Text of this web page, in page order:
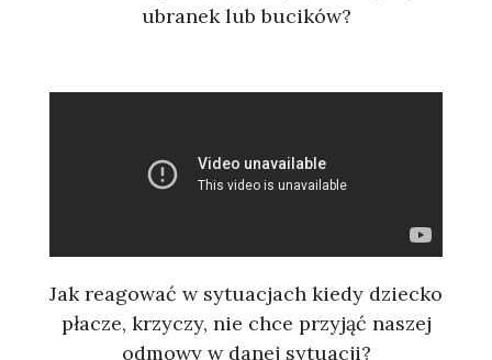
ubranek lub bucików?
Jak reagować w sytuacjach kiedy dziecko
płacze, krzyczy, nie chce przyjąć naszej
odmowy w danej sytuacji?